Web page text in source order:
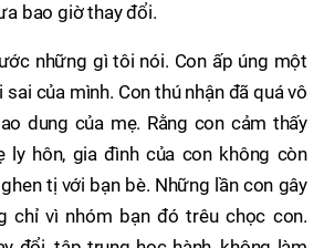
bao giờ thay đổi.
những gì tôi nói. Con ấp úng một
sai của mình. Con thú nhận đã quá vô
dung của mẹ. Rằng con cảm thấy
ly hôn, gia đình của con không còn
tị với bạn bè. Những lần con gây
chỉ vì nhóm bạn đó trêu chọc con.